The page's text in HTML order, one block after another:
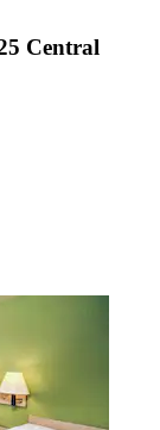
Central